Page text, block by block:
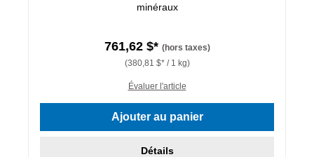
minéraux
761,62 $* (hors taxes)
(380,81 $* / 1 kg)
Évaluer l'article
Ajouter au panier
Détails